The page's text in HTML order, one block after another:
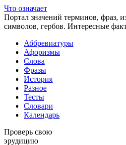
Что означает
Портал значений терминов, фраз,
символов, гербов. Интересные
Аббревиатуры
Афоризмы
Слова
Фразы
История
Разное
Тесты
Словари
Календарь
Проверь свою
эрудицию